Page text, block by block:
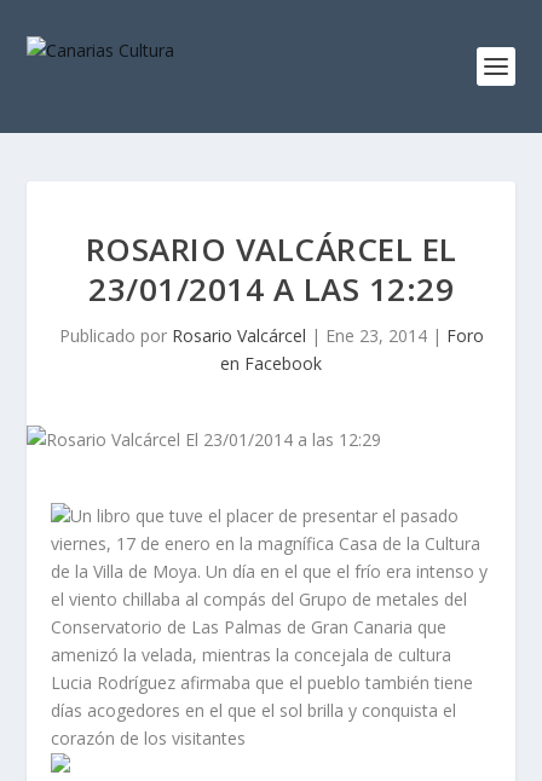
ROSARIO VALCÁRCEL EL
23/01/2014 A LAS 12:29
Publicado por Rosario Valcárcel | Ene 23, 2014| Foro
en Facebook
Un libro que tuve el placer de presentar el pasado
viernes, 17 de enero en la magnífica Casa de la Cultura
de la Villa de Moya. Un día en el que el frío era intenso y
el viento chillaba al compás del Grupo de metales del
Conservatorio de Las Palmas de Gran Canaria que
amenizó la velada, mientras la concejala de cultura
Lucia Rodríguez afirmaba que el pueblo también tiene
días acogedores en el que el sol brilla y conquista el
corazón de los visitantes